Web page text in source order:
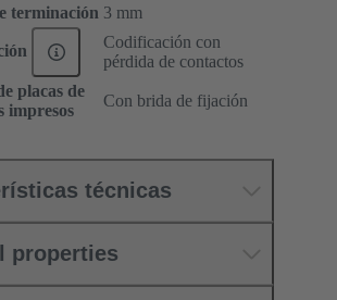
terminación 3 mm
Codificación con
pérdida de contactos
placas de
impresos
Con brida de fijación
técnicas
properties